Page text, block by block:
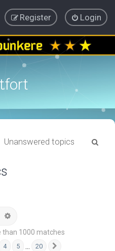
Login
Register
Unanswered topics
1000 matches
4 5 20